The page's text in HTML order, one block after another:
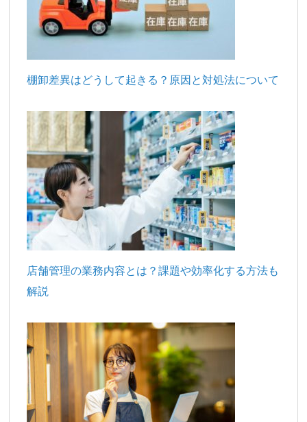
棚卸差異はどうして起きる？原因と対処法について
店舗管理の業務内容とは？課題や効率化する方法も
解説